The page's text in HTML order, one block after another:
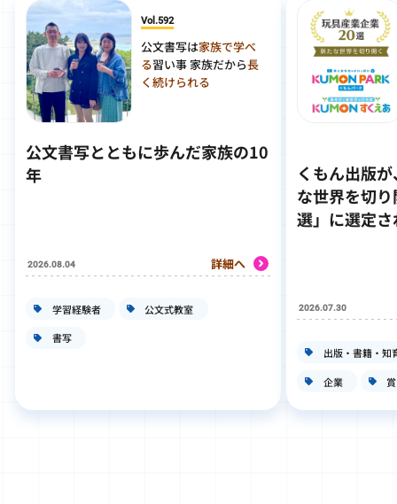
Vol.592
公文書写は家族で学べ
る習い事 家族だから長
く続けられる
公文書写とともに歩んだ家族の10
年
2026.08.04 詳細へ
学習経験者 公文式教室
書写
くもん出版
な世界を切
選」に選定
2026.07.30
出版・書籍・知
企業 賞